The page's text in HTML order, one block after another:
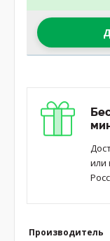
или
Производитель